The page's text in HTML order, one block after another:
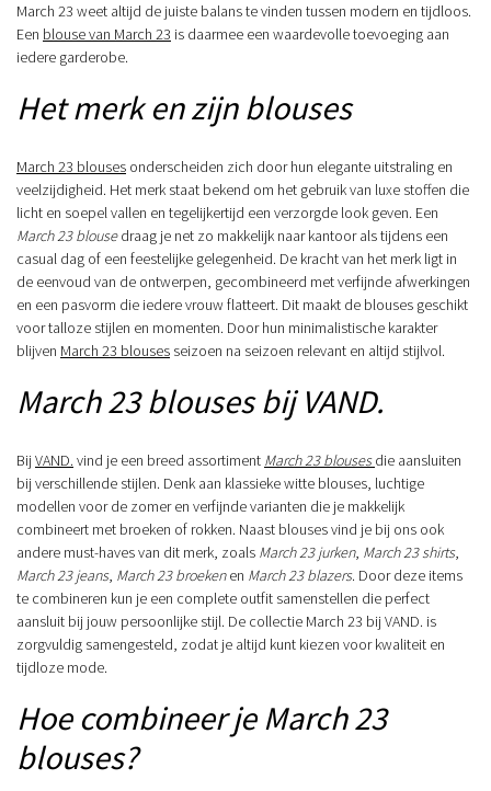
March 23 weet altijd de juiste balans te vinden tussen modern en tijdloos.
Een blouse van March 23 is daarmee een waardevolle toevoeging aan
iedere garderobe.
Het merk en zijn blouses
March 23 blouses onderscheiden zich door hun elegante uitstraling en
veelzijdigheid. Het merk staat bekend om het gebruik van luxe stoffen die
licht en soepel vallen en tegelijkertijd een verzorgde look geven. Een
March 23 blousedraag je net zo makkelijk naar kantoor als tijdens een
casual dag of een feestelijke gelegenheid. De kracht van het merk ligt in
de eenvoud van de ontwerpen, gecombineerd met verfijnde afwerkingen
en een pasvorm die iedere vrouw flatteert. Dit maakt de blouses geschikt
voor talloze stijlen en momenten. Door hun minimalistische karakter
blijven March 23 blouses seizoen na seizoen relevant en altijd stijlvol.
March 23 blouses bij VAND.
Bij VAND. vind je een breed assortiment March 23 blouses die aansluiten
bij verschillende stijlen. Denk aan klassieke witte blouses, luchtige
modellen voor de zomer en verfijnde varianten die je makkelijk
combineert met broeken of rokken. Naast blouses vind je bij ons ook
andere must-haves van dit merk, zoals March 23 jurken, March 23 shirts,
March 23 jeans, March 23 broekenen March 23 blazers. Door deze items
te combineren kun je een complete outfit samenstellen die perfect
aansluit bij jouw persoonlijke stijl. De collectie March 23 bij VAND. is
zorgvuldig samengesteld, zodat je altijd kunt kiezen voor kwaliteit en
tijdloze mode.
Hoe combineer je March 23
blouses?